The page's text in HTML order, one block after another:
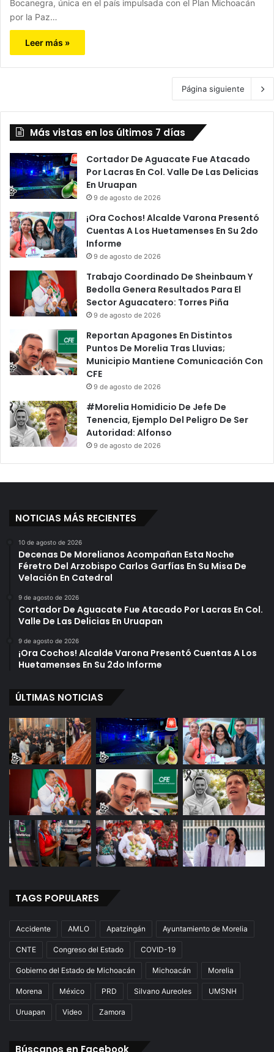
Bocanegra, única en el país impulsada con el Plan Michoacán
por la Paz…
Leer más »
Página siguiente
Más vistas en los últimos 7 días
Cortador De Aguacate Fue Atacado
Por Lacras En Col. Valle De Las Delicias
En Uruapan
9 de agosto de 2026
¡Ora Cochos! Alcalde Varona Presentó
Cuentas A Los Huetamenses En Su 2do
Informe
9 de agosto de 2026
Trabajo Coordinado De Sheinbaum Y
Bedolla Genera Resultados Para El
Sector Aguacatero: Torres Piña
9 de agosto de 2026
Reportan Apagones En Distintos
Puntos De Morelia Tras Lluvias;
Municipio Mantiene Comunicación Con
CFE
9 de agosto de 2026
#Morelia Homidicio De Jefe De
Tenencia, Ejemplo Del Peligro De Ser
Autoridad: Alfonso
9 de agosto de 2026
NOTICIAS MÁS RECIENTES
10 de agosto de 2026
Decenas De Morelianos Acompañan Esta Noche
Féretro Del Arzobispo Carlos Garfías En Su Misa De
Velación En Catedral
9 de agosto de 2026
Cortador De Aguacate Fue Atacado Por Lacras En Col.
Valle De Las Delicias En Uruapan
9 de agosto de 2026
¡Ora Cochos! Alcalde Varona Presentó Cuentas A Los
Huetamenses En Su 2do Informe
ÚLTIMAS NOTICIAS
TAGS POPULARES
Accidente AMLO Apatzingán Ayuntamiento de Morelia
CNTE Congreso del Estado COVID-19
Gobierno del Estado de Michoacán Michoacán Morelia
Morena México PRD Silvano Aureoles UMSNH
Uruapan Video Zamora
Búscanos en Facebook